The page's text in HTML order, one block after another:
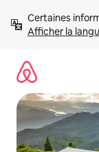
directement
Afficher la